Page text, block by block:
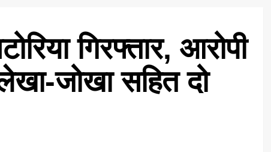
गिरफ्तार, आरोपी
जोखा सहित दो